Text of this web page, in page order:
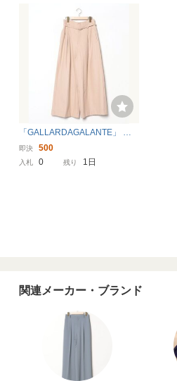
「GALLARDAGALANTE」 パ
ンツ 1 ベージュ レディース
即決 500
入札 0 残り 1日
関連メーカー・ブランド